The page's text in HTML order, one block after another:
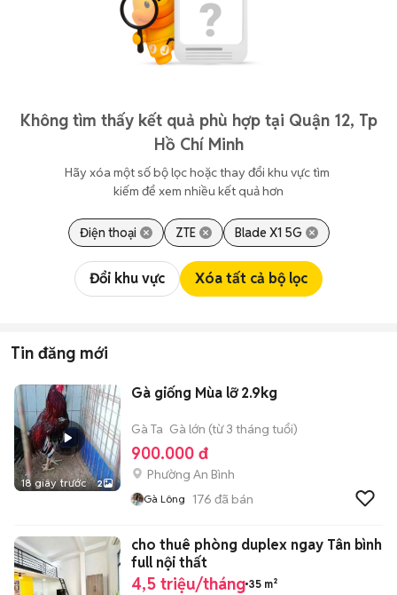
Không tìm thấy kết quả phù hợp tại Quận 12, Tp
Hồ Chí Minh
Hãy xóa một số bộ lọc hoặc thay đổi khu vực tìm
kiếm để xem nhiều kết quả hơn
Điện thoại ZTE Blade X1 5G
Đổi khu vực Xóa tất cả bộ lọc
Tin đăng mới
18 giây trước 2
Gà giống Mùa lỡ 2.9kg
Gà Ta Gà lớn (từ 3 tháng tuổi)
900.000 đ
Phường An Bình
Gà Lông 176 đã bán
cho thuê phòng duplex ngay Tân bình
full nội thất
4,5 triệu/tháng 35 m²